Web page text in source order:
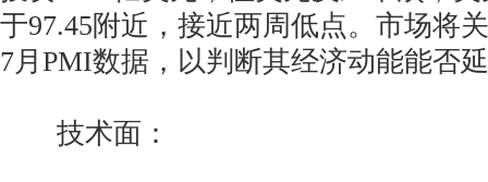
于97.45附近，接近两周低点。市场将
7月PMI数据，以判断其经济动能能否
技术面：